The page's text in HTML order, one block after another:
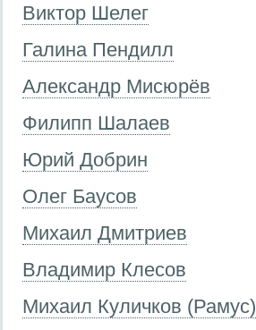
Виктор Шелег
Галина Пендилл
Александр Мисюрёв
Филипп Шалаев
Юрий Добрин
Олег Баусов
Михаил Дмитриев
Владимир Клесов
Михаил Куличков (Рамус)